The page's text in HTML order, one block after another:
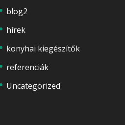
blog2
hírek
konyhai kiegészítők
referenciák
Uncategorized